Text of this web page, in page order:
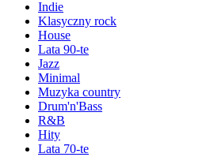
Indie
Klasyczny rock
House
Lata 90-te
Jazz
Minimal
Muzyka country
Drum'n'Bass
R&B
Hity
Lata 70-te